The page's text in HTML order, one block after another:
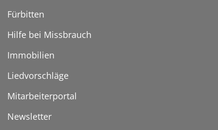
Fürbitten
Hilfe bei Missbrauch
Immobilien
Liedvorschläge
Mitarbeiterportal
Newsletter